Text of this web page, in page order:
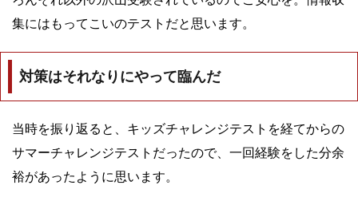
集にはもってこいのテストだと思います。
対策はそれなりにやって臨んだ
当時を振り返ると、キッズチャレンジテストを経てからの
サマーチャレンジテストだったので、一回経験をした分余
裕があったように思います。